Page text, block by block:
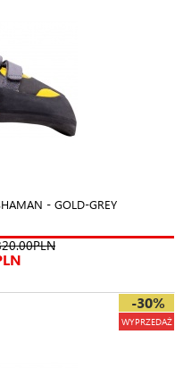
- GOLD-GREY
-30%
WYPRZEDAŻ